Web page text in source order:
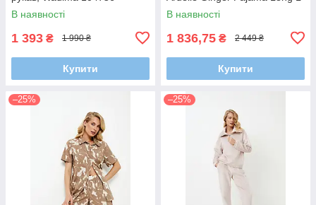
В наявності
1 393 ₴ 1 990 ₴
Купити
В наявності
1 836,75 ₴ 2 449 ₴
Купити
–25% –25%